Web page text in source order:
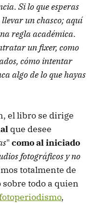
Si lo que esperas
llevar un chasco; aquí
regla académica.
un fixer, como
cómo intentar
algo de lo que hayas
el libro se dirige
que desee
" como al iniciado
fotográficos y no
totalmente de
todo a quien
,